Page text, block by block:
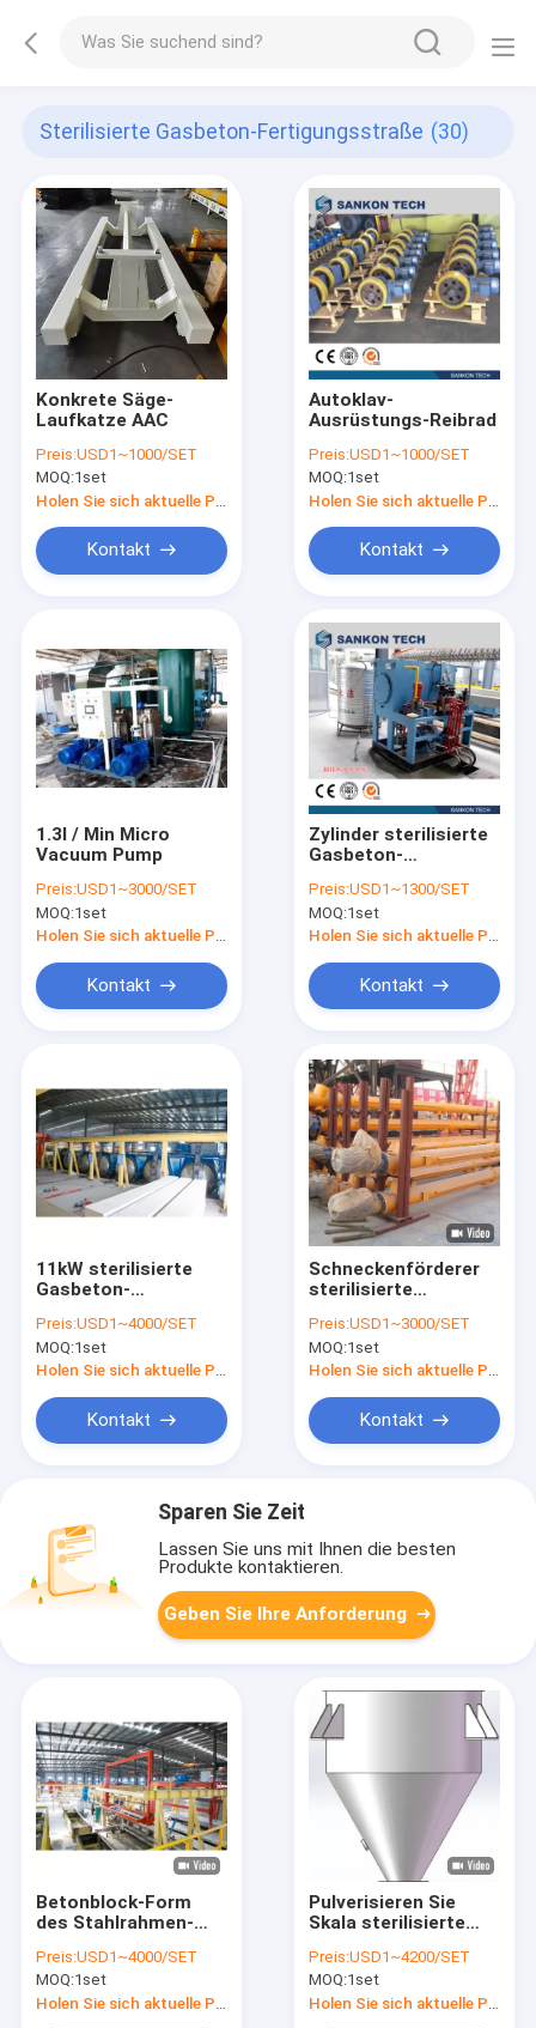
Sterilisierte Gasbeton-Fertigungsstraße (30)
Konkrete Säge-
Laufkatze AAC
Preis:USD1~1000/SET
MOQ:1set
Kontakt
Autoklav-
Ausrüstungs-Reibrad
Preis:USD1~1000/SET
MOQ:1set
Kontakt
1.3l / Min Micro
Vacuum Pump
Preis:USD1~3000/SET
MOQ:1set
Kontakt
Zylinder sterilisierte
Gasbeton-
Preis:USD1~1300/SET
MOQ:1set
Kontakt
11kW sterilisierte
Gasbeton-
Preis:USD1~4000/SET
MOQ:1set
Holen Sie sich aktuelle Preis
Kontakt
Schneckenförderer
sterilisierte
Fertigungsstraße
Preis:USD1~3000/SET
MOQ:1set
Holen Sie sich aktuelle Preis
Kontakt
Sparen Sie Zeit
Lassen Sie uns mit Ihnen die besten
Produkte kontaktieren.
Geben Sie Ihre Anforderung
Betonblock-Form
des Stahlrahmen-
Gießen
Preis:USD1~4000/SET
MOQ:1set
Pulverisieren Sie
Skala sterilisierte
Fertigungsstraße
Preis:USD1~4200/SET
MOQ:1set